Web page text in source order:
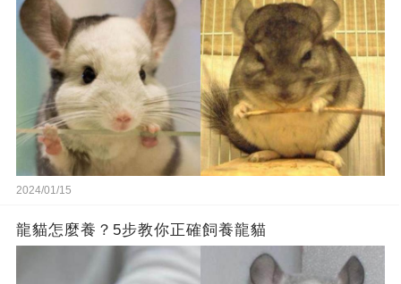
2024/01/15
龍貓怎麼養？5步教你正確飼養龍貓